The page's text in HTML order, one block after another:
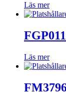
Läs mer
Läs mer